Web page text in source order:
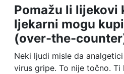
Pomažu li lijekovi
ljekarni mogu
(over-the-
Neki ljudi misle da
virus gripe. To nije točno.